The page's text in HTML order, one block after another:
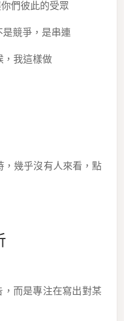
們彼此的受眾
競爭，是串連
，我這樣做
，幾乎沒有人來看，點
而是專注在寫出對某